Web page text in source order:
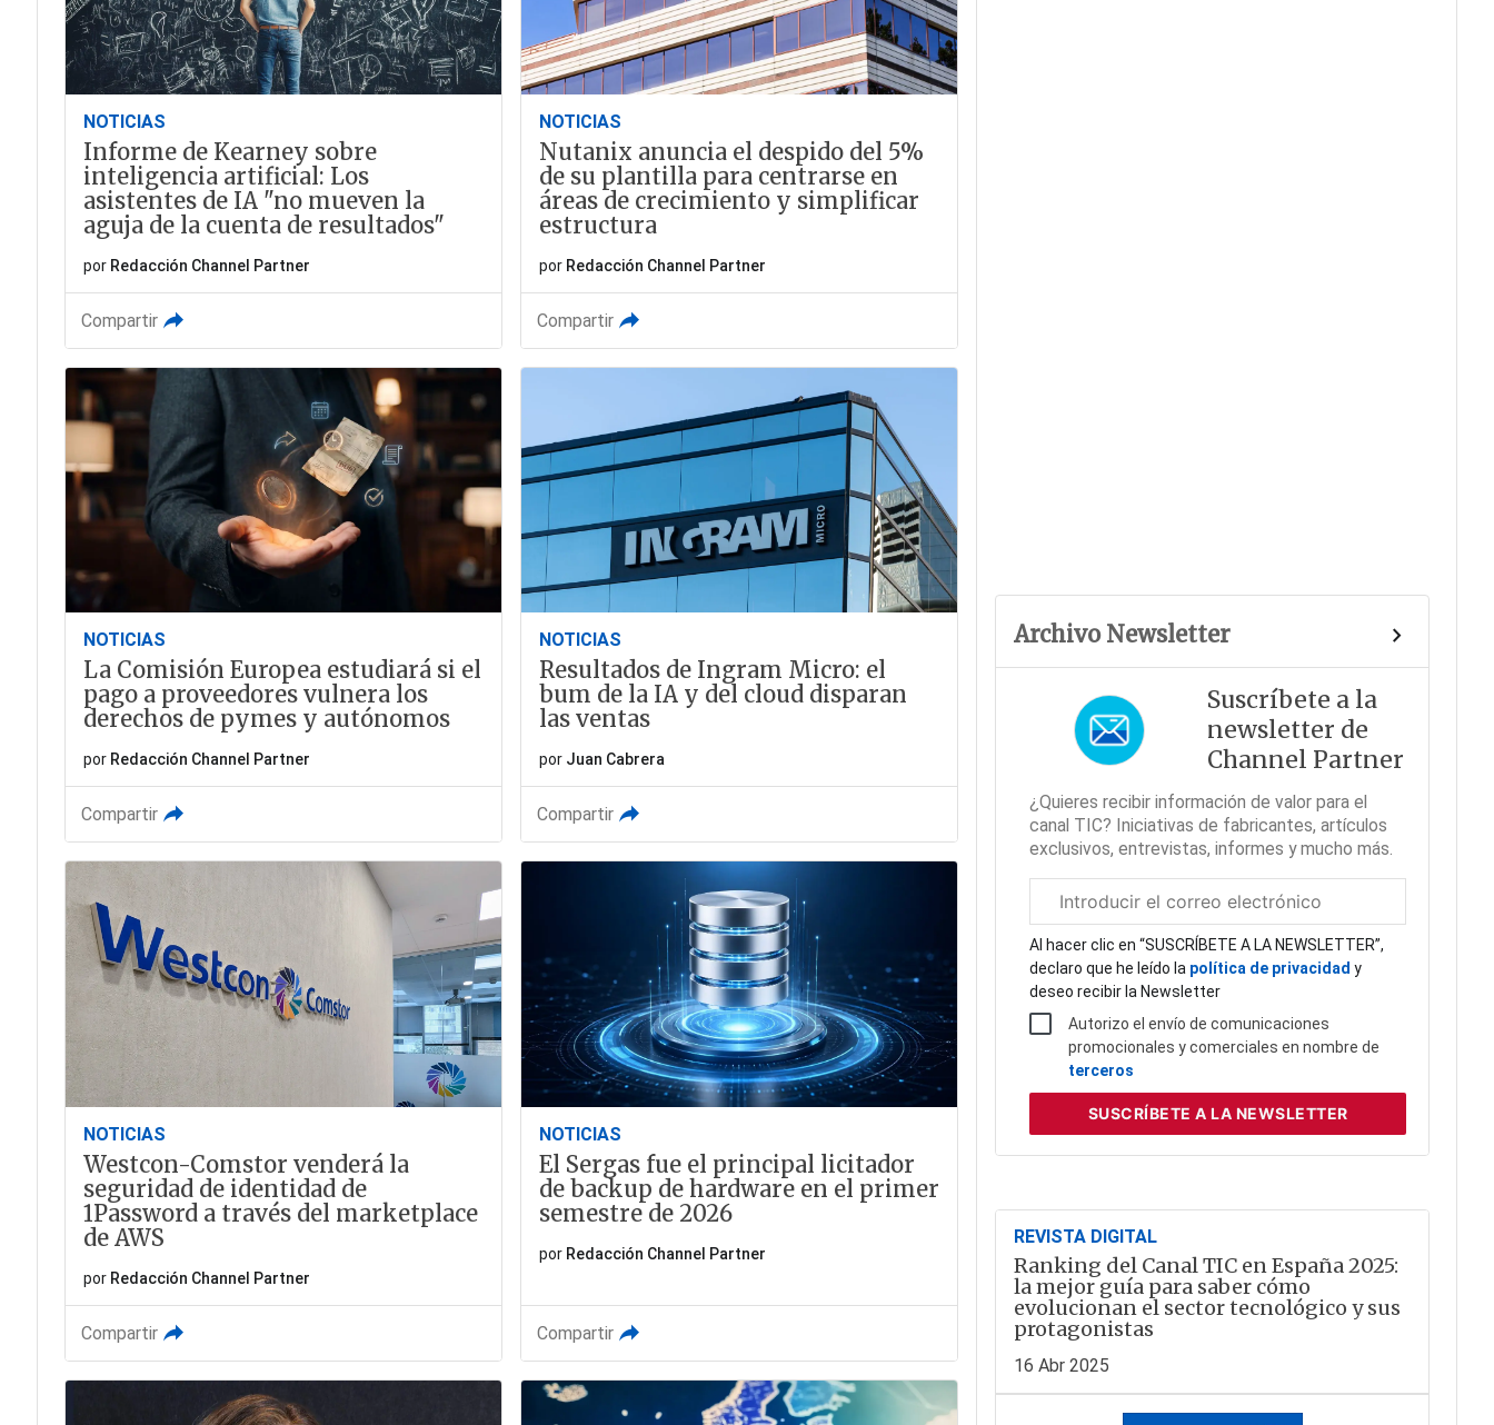
NOTICIAS
Informe de Kearney sobre
inteligencia artificial: Los
asistentes de IA "no mueven la
aguja de la cuenta de resultados"
por Redacción Channel Partner
Compartir
NOTICIAS
Nutanix anuncia el despido del 5%
de su plantilla para centrarse en
áreas de crecimiento y simplificar
estructura
por Redacción Channel Partner
Compartir
NOTICIAS
La Comisión Europea estudiará si el
pago a proveedores vulnera los
derechos de pymes y autónomos
por Redacción Channel Partner
Compartir
NOTICIAS
Resultados de Ingram Micro: el
bum de la IA y del cloud disparan
las ventas
por Juan Cabrera
Compartir
NOTICIAS
Westcon-Comstor venderá la
seguridad de identidad de
1Password a través del marketplace
de AWS
por Redacción Channel Partner
Compartir
NOTICIAS
El Sergas fue el principal licitador
de backup de hardware en el primer
semestre de 2026
por Redacción Channel Partner
Compartir
Archivo Newsletter
Suscríbete a la
newsletter de
Channel Partner
¿Quieres recibir información de valor para el
canal TIC? Iniciativas de fabricantes, artículos
exclusivos, entrevistas, informes y mucho más.
electrónico
corporativo
Al hacer clic en “SUSCRÍBETE A LA NEWSLETTER”,
declaro que he leído la política de privacidady
deseo recibir la Newsletter
Autorizo el envío de comunicaciones
promocionales y comerciales en nombre de
terceros
SUSCRÍBETEA LA NEWSLETTER
REVISTA DIGITAL
Ranking del Canal TIC en España 2025:
la mejor guía para saber cómo
evolucionan el sector tecnológico y sus
protagonistas
16 Abr 2025